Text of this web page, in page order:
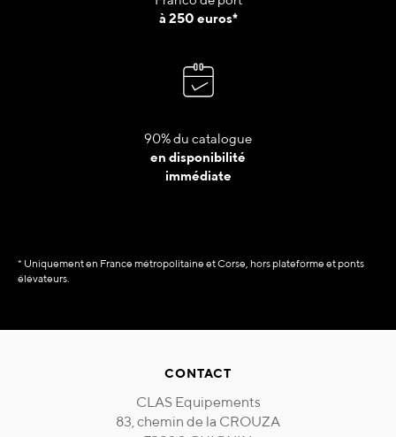
à 250 euros*
90% du catalogue
en disponibilité
immédiate
* Uniquement en France métropolitaine et Corse, hors plateforme et ponts
élévateurs.
CONTACT
CLAS Equipements
83, chemin de la CROUZA